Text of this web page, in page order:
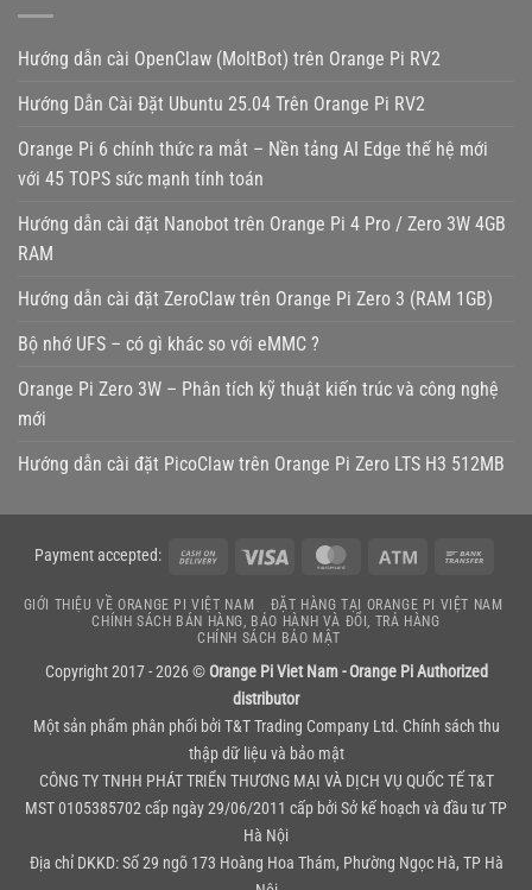
Hướng dẫn cài OpenClaw (MoltBot) trên Orange Pi RV2
Hướng Dẫn Cài Đặt Ubuntu 25.04 Trên Orange Pi RV2
Orange Pi 6 chính thức ra mắt – Nền tảng AI Edge thế hệ mới
với 45 TOPS sức mạnh tính toán
Hướng dẫn cài đặt Nanobot trên Orange Pi 4 Pro / Zero 3W 4GB
RAM
Hướng dẫn cài đặt ZeroClaw trên Orange Pi Zero 3 (RAM 1GB)
Bộ nhớ UFS – có gì khác so với eMMC ?
Orange Pi Zero 3W – Phân tích kỹ thuật kiến trúc và công nghệ
mới
Hướng dẫn cài đặt PicoClaw trên Orange Pi Zero LTS H3 512MB
Payment accepted:
Cash
Delivery
MasterCard Atm
GIỚI THIỆU VỀ ORANGE PI VIỆT NAM
ĐẶT HÀNG TẠI ORANGE PI VIỆT NAM
CHÍNH SÁCH BÁN HÀNG, BẢO HÀNH VÀ ĐỔI, TRẢ HÀNG
CHÍNH SÁCH BẢO MẬT
Copyright 2017 - 2026 © Orange Pi Viet Nam - Orange Pi Authorized
distributor
Một sản phẩm phân phối bởiT&T Trading Company Ltd. Chính sách thu
thập dữ liệu và bảo mật
CÔNG TY TNHH PHÁT TRIỂN THƯƠNG MẠI VÀ DỊCH VỤ QUỐC TẾ T&T
MST 0105385702 cấp ngày 29/06/2011 cấp bởi Sở kế hoạch và đầu tư TP
Hà Nội
Địa chỉ DKKD: Số 29 ngõ 173 Hoàng Hoa Thám, Phường Ngọc Hà, TP Hà